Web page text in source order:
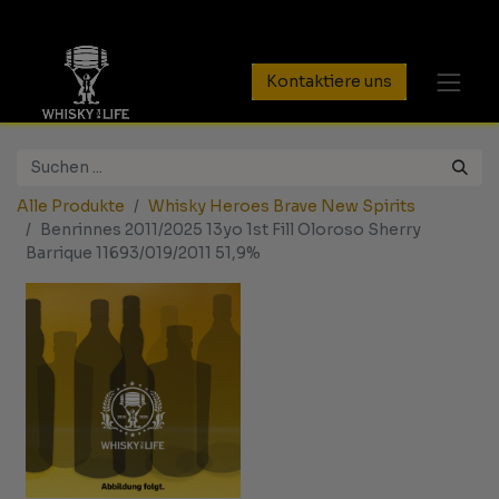
Kontaktiere uns
Alle Produkte
Whisky Heroes Brave New Spirits
Benrinnes 2011/2025 13yo 1st Fill Oloroso Sherry
Barrique 11693/019/2011 51,9%